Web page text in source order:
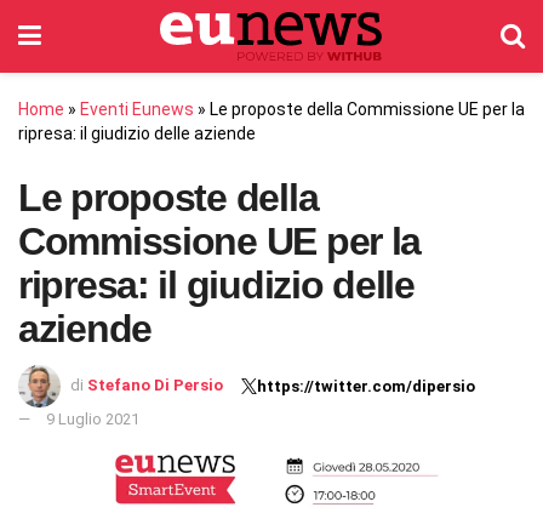
Home » Eventi Eunews » Le proposte della Commissione UE per la
ripresa: il giudizio delle aziende
Le proposte della
Commissione UE per la
ripresa: il giudizio delle
aziende
di Stefano Di Persio
https://twitter.com/dipersio
9 Luglio 2021